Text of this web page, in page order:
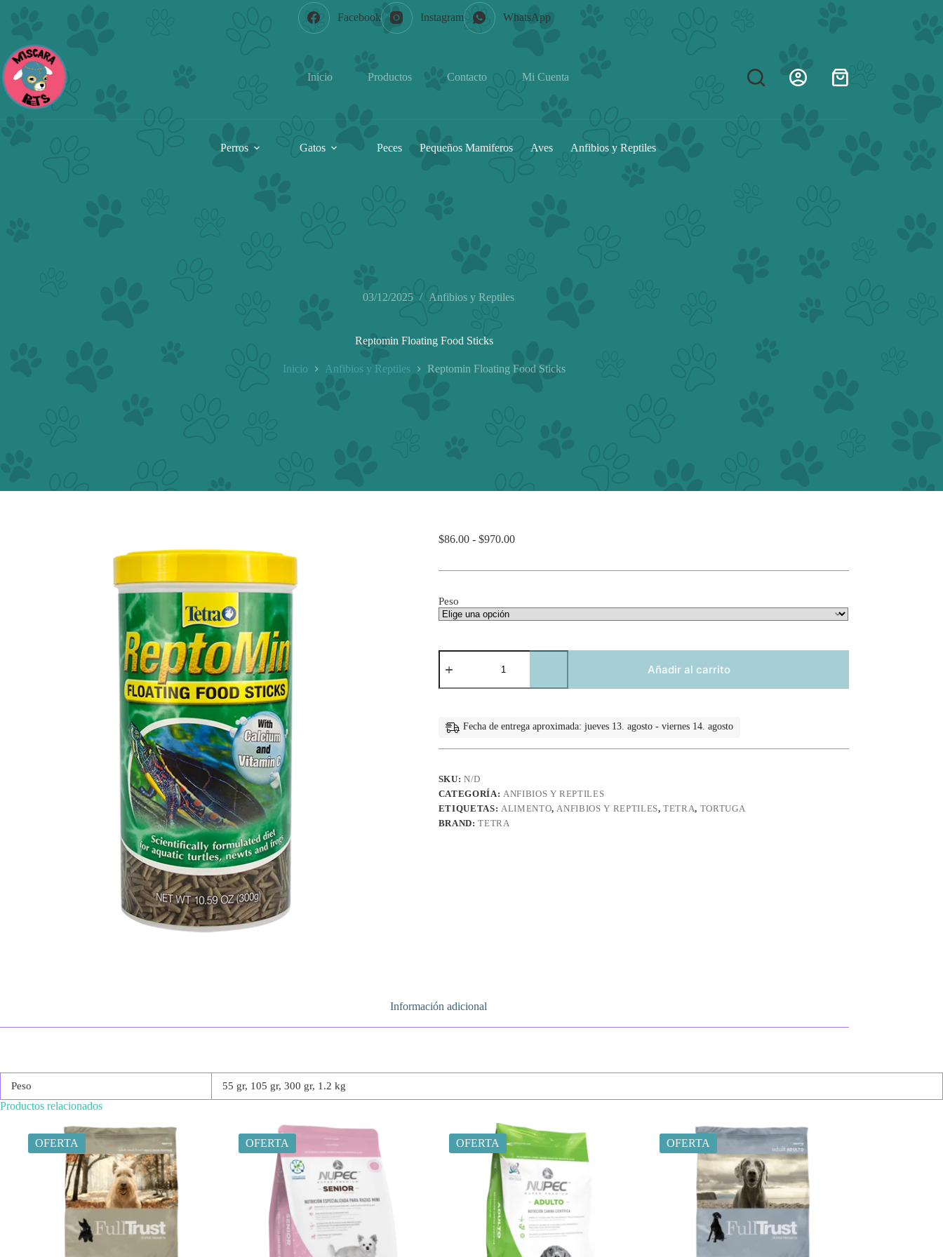
Facebook Instagram WhatsApp
Inicio Productos Contacto Mi Cuenta
Shopping
Perros Gatos Peces Pequeños Mamiferos Aves Anfibios y Reptiles
03/12/2025 Anfibios y Reptiles
Reptomin Floating Food Sticks
Inicio Anfibios y Reptiles Reptomin Floating Food Sticks
$86.00 - $970.00Rango
Peso
Reptomin
Floating
Sticks
Añadir al carrito
Fecha de entrega aproximada: jueves 13. agosto - viernes 14. agosto
SKU:N/D
CATEGORÍA: ANFIBIOS Y REPTILES
ETIQUETAS: ALIMENTO,ANFIBIOS Y REPTILES,TETRA, TORTUGA
BRAND:TETRA
Información adicional
Peso 55 gr, 105 gr, 300 gr, 1.2 kg
Productos relacionados
OFERTA OFERTA OFERTA OFERTA